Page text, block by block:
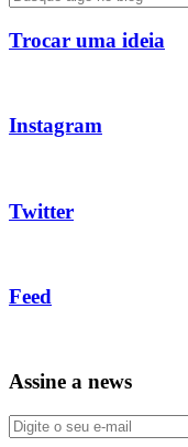
Trocar uma ideia
Instagram
Twitter
Feed
Assine a news